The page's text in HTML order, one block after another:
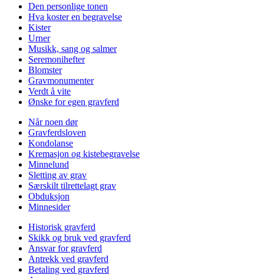
Den personlige tonen
Hva koster en begravelse
Kister
Urner
Musikk, sang og salmer
Seremonihefter
Blomster
Gravmonumenter
Verdt å vite
Ønske for egen gravferd
Når noen dør
Gravferdsloven
Kondolanse
Kremasjon og kistebegravelse
Minnelund
Sletting av grav
Særskilt tilrettelagt grav
Obduksjon
Minnesider
Historisk gravferd
Skikk og bruk ved gravferd
Ansvar for gravferd
Antrekk ved gravferd
Betaling ved gravferd